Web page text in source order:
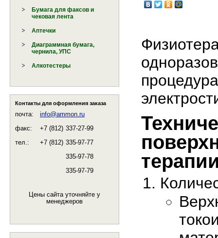
Бумага для факсов и
чековая лента
Аптечки
Диаграммная бумага,
чернила, УПС
Алкотестеры
Контакты для оформления заказа
почта:
info@ammon.ru
факс:
+7 (812) 337-27-99
тел.:
+7 (812) 335-97-77
335-97-78
335-97-79
Цены сайта уточняйте у
менеджеров